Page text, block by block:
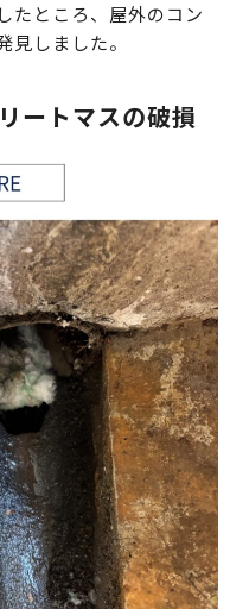
たところ、屋外のコン
見しました。
ートマスの破損